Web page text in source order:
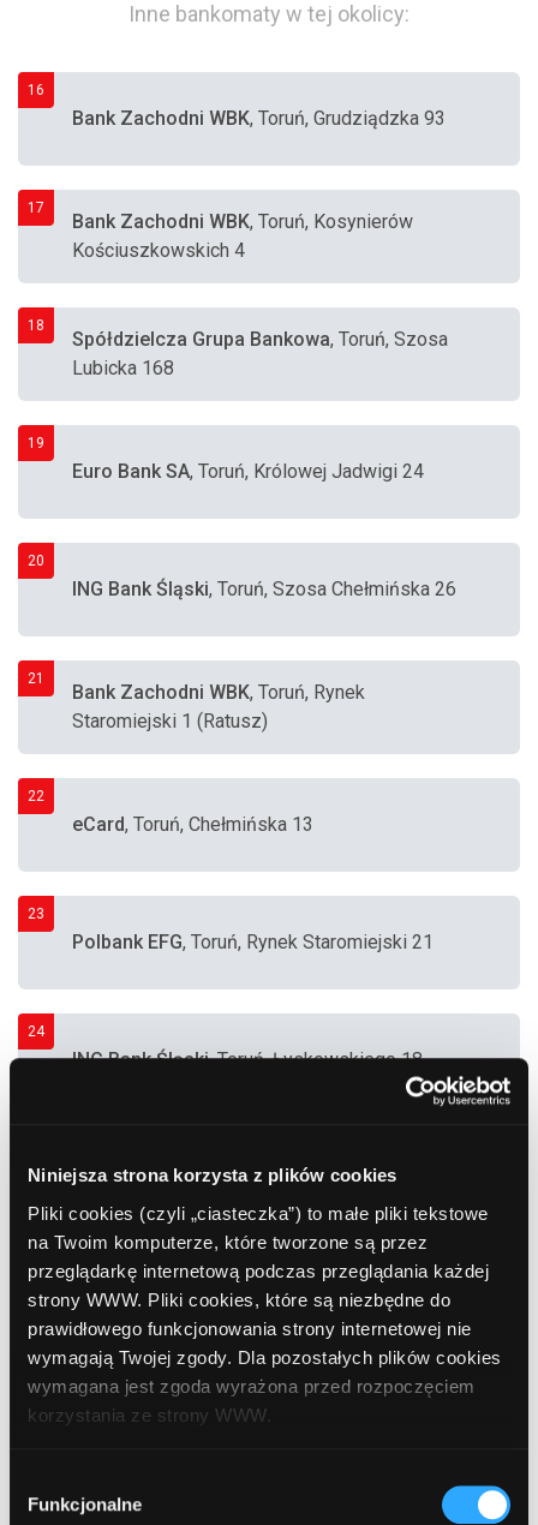
Niniejsza strona korzysta z plików cookies
Pliki cookies (czyli „ciasteczka”) to małe pliki tekstowe
na Twoim komputerze, które tworzone są przez
przeglądarkę internetową podczas przeglądania każdej
strony WWW. Pliki cookies, które są niezbędne do
prawidłowego funkcjonowania strony internetowej nie
wymagają Twojej zgody. Dla pozostałych plików cookies
wymagana jest zgoda wyrażona przed rozpoczęciem
korzystania ze strony WWW.
formy korzystania z plików cookies. Więcej:
Polityka
zgody
Funkcjonalne
Inne bankomaty w tej okolicy:
16
Bank Zachodni WBK, Toruń, Grudziądzka 93
17
Bank Zachodni WBK, Toruń, Kosynierów
Kościuszkowskich 4
18
Spółdzielcza Grupa Bankowa, Toruń, Szosa
Lubicka 168
19
Euro Bank SA, Toruń, Królowej Jadwigi 24
20
ING Bank Śląski, Toruń, Szosa Chełmińska 26
21
Bank Zachodni WBK, Toruń, Rynek
Staromiejski 1 (Ratusz)
22
eCard, Toruń, Chełmińska 13
23
Polbank EFG, Toruń, Rynek Staromiejski 21
24
ING Bank Śląski, Toruń, Łyskowskiego 18
Bank Polska Kasa Opieki (PEKAO SA)
Grudziądzka 29
26
Bank Millennium S.A., Toruń, Gagarina 11
(Uniwersytet im. Kopernika)
27
Citibank Handlowy, Toruń, Rynek Staromiejski
38
28
Bank Polskiej Spółdzielczości